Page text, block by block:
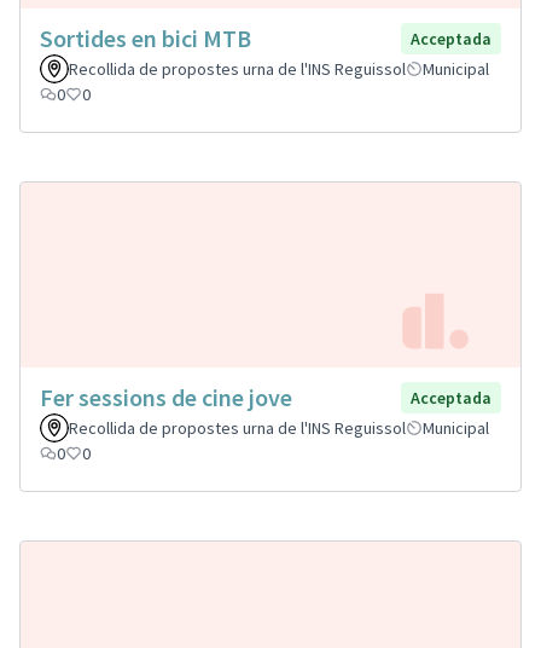
Sortides en bici MTB
Acceptada
Recollida de propostes urna de l'INS Reguissol
Municipal
0
0
Fer sessions de cine jove
Acceptada
Recollida de propostes urna de l'INS Reguissol
Municipal
0
0